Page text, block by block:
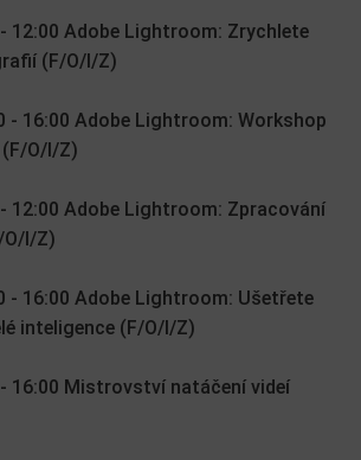
12:00 Adobe Lightroom: Zrychlete
(F/O/I/Z)
- 16:00 Adobe Lightroom: Workshop
O/I/Z)
12:00 Adobe Lightroom: Zpracování
I/Z)
- 16:00 Adobe Lightroom: Ušetřete
inteligence (F/O/I/Z)
- 16:00 Mistrovství natáčení videí